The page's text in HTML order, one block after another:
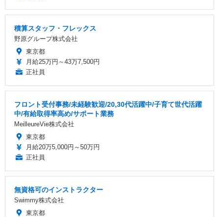
積算スタッフ・フレックス
野原グループ株式会社
東京都
月給25万円～43万7,500円
正社員
フロント受付事務/未経験歓迎/20,30代活躍中/子育て世代活躍
中/有給取得率高め/サポート業務
MeilleureVie株式会社
東京都
月給20万5,000円～50万円
正社員
無資格可のインストラクター
Swimmy株式会社
東京都